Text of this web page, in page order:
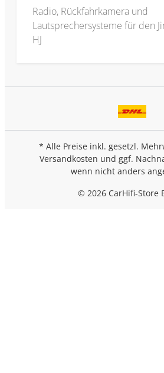
Radio, Rückfahrkamera und
Lautsprechersysteme für den
HJ
* Alle Preise inkl. gesetzl.
Versandkosten und ggf.
wenn nicht anders
© 2026 CarHifi-Store